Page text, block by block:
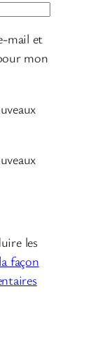
mail et
mon
les
façon